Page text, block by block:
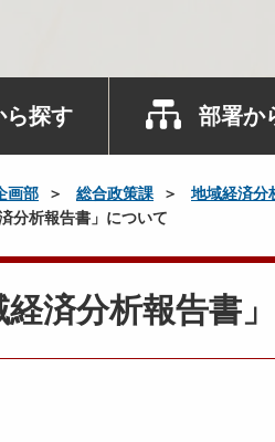
ら探す 部署か
画部 総合政策課
地域経済分
分析報告書」について
経済分析報告書